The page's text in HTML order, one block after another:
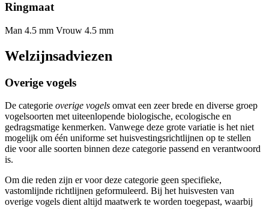
Ringmaat
Man 4.5 mm Vrouw 4.5 mm
Welzijnsadviezen
Overige vogels
De categorie overige vogels omvat een zeer brede en diverse groep
vogelsoorten met uiteenlopende biologische, ecologische en
gedragsmatige kenmerken. Vanwege deze grote variatie is het niet
mogelijk om één uniforme set huisvestingsrichtlijnen op te stellen
die voor alle soorten binnen deze categorie passend en verantwoord
is.
Om die reden zijn er voor deze categorie geen specifieke,
vastomlijnde richtlijnen geformuleerd. Bij het huisvesten van
overige vogels dient altijd maatwerk te worden toegepast, waarbij